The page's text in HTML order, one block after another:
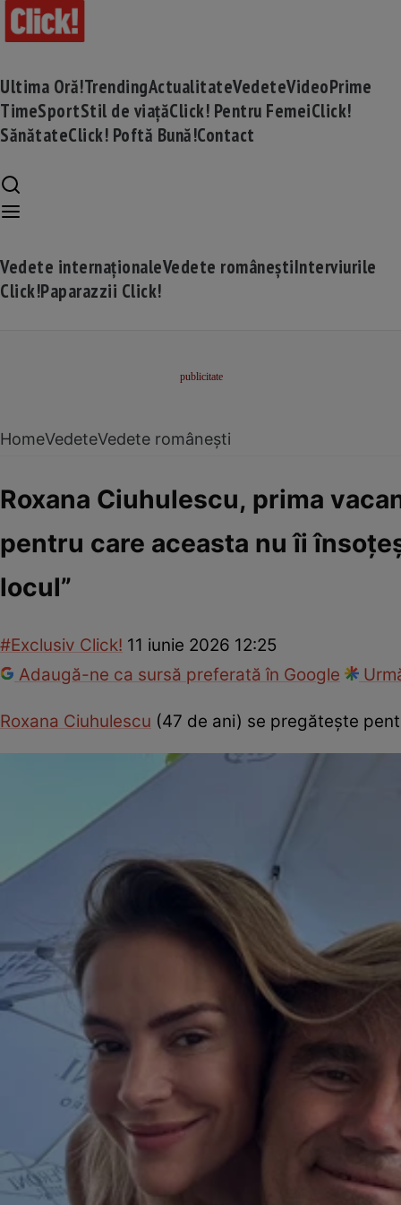
Ultima Oră!TrendingActualitateVedeteVideoPrime
TimeSportStil de viațăClick! Pentru FemeiClick!
SănătateClick! Poftă Bună!Contact
Vedete internaționaleVedete româneștiInterviurile
Click!Paparazzii Click!
HomeVedeteVedete românești
Roxana Ciuhulescu, prima
pentru care aceasta nu îi
locul”
#Exclusiv Click! 11 iunie 2026 12:25
Adaugă-ne ca sursă preferată în Google
Roxana Ciuhulescu (47 de ani) se pregătește